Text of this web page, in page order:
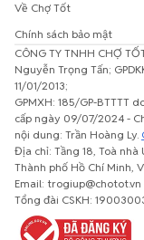
Về Chợ Tốt
Chính sách bảo mật
CÔNG TY TNHH CHỢ
Nguyễn Trọng Tấn;
11/01/2013;
GPMXH: 185/GP-BTTTT
cấp ngày 09/07/2024 -
nội dung: Trần Hoàng Ly.
Địa chỉ: Tầng 18, Toà nhà
Thành phố Hồ Chí Minh,
Email: trogiup@chotot.vn
Tổng đài CSKH: